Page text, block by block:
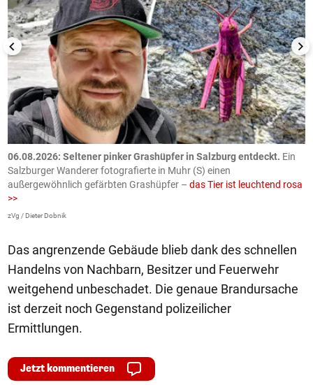
06.08.2026: Seltener pinker Grashüpfer in Salzburg entdeckt. Ein
Salzburger Wanderer fotografierte in Muhr (S) einen
außergewöhnlich gefärbten Grashüpfer – das Tier ist leuchtend rosa
>>
zVg / Dieter Dobnik
Das angrenzende Gebäude blieb dank des schnellen
Handelns von Nachbarn, Besitzer und Feuerwehr
weitgehend unbeschadet. Die genaue Brandursache
ist derzeit noch Gegenstand polizeilicher
Ermittlungen.
Jetzt kommentieren